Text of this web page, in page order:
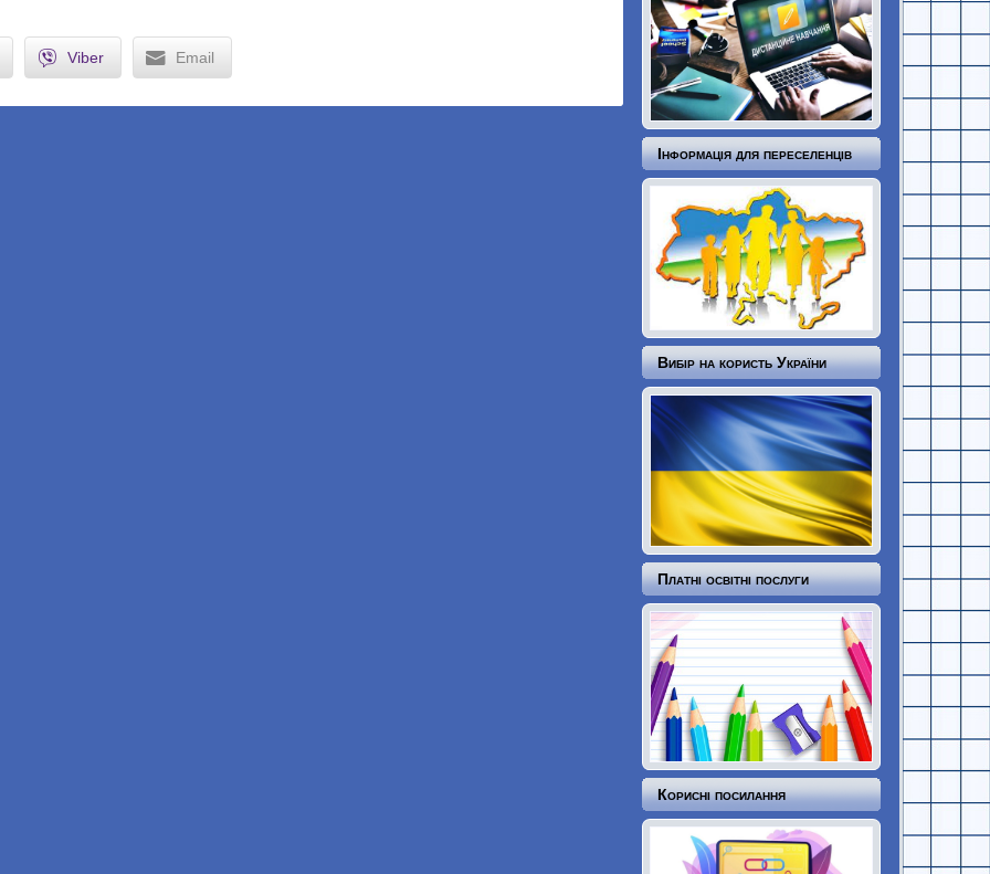
Viber Email
Інформація для переселенців
Вибір на користь України
Платні освітні послуги
Корисні посилання